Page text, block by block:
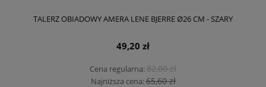
TALERZ OBIADOWY AMERA LENE BJERRE Ø26 CM - SZARY
49,20 zł
Cena regularna:82,00 zł
Najniższa cena:65,60 zł